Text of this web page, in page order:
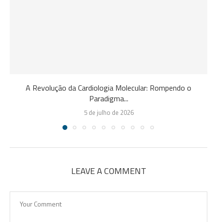
A Revolução da Cardiologia Molecular: Rompendo o
Paradigma...
5 de julho de 2026
LEAVE A COMMENT